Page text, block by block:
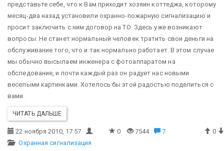
представьте себе, что к Вам приходит хозяин коттеджа, которому
месяц-два назад установили охранно-пожарную сигнализацию и
просит заключить с ним договор на ТО. Здесь уже возникают
вопросы. Не станет нормальный человек тратить свои деньги на
обслуживание того, что и так нормально работает. В этом случае
мы обычно высылаем инженера с фотоаппаратом на
обследование, и почти каждый раз он радует нас новыми
веселыми картинками. Хотелось бы этой радостью поделиться с
вами.
ЧИТАТЬ ДАЛЬШЕ
22 ноября 2010, 17:57 0 7544 7
0
Охранная сигнализация